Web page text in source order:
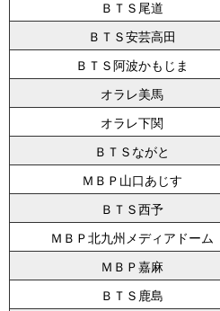
ＢＴＳ尾道
ＢＴＳ安芸高田
ＢＴＳ阿波かもじま
オラレ美馬
オラレ下関
ＢＴＳながと
ＭＢＰ山口あじす
ＢＴＳ西予
ＭＢＰ北九州メディアドーム
ＭＢＰ嘉麻
ＢＴＳ鹿島